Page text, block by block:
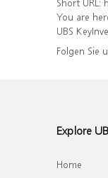
You are
UBS
Folgen Sie
Explore
Home